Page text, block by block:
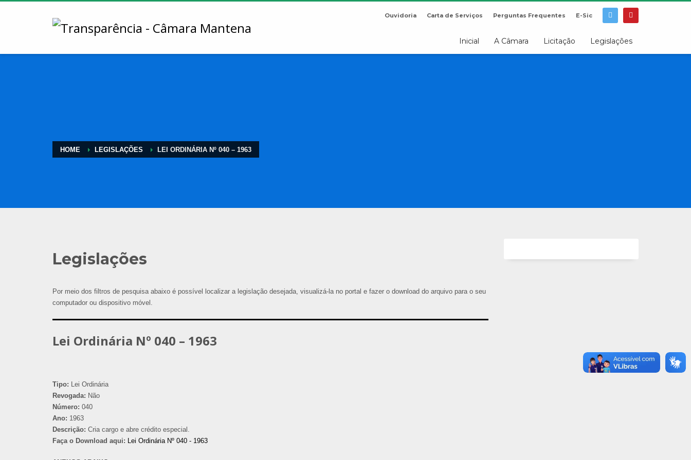
Ouvidoria Carta de Serviços Perguntas Frequentes E-Sic
Inicial A Câmara Licitação Legislações
HOME LEGISLAÇÕES LEI ORDINÁRIA Nº 040 – 1963
Legislações
Por meio dos filtros de pesquisa abaixo é possível localizar a legislação desejada, visualizá-la no portal e fazer o download do arquivo para o seu
computador ou dispositivo móvel.
Lei Ordinária Nº 040 – 1963
Tipo: Lei Ordinária
Revogada: Não
Número: 040
Ano: 1963
Descrição: Cria cargo e abre crédito especial.
Faça o Download aqui: Lei Ordinária Nº 040 - 1963